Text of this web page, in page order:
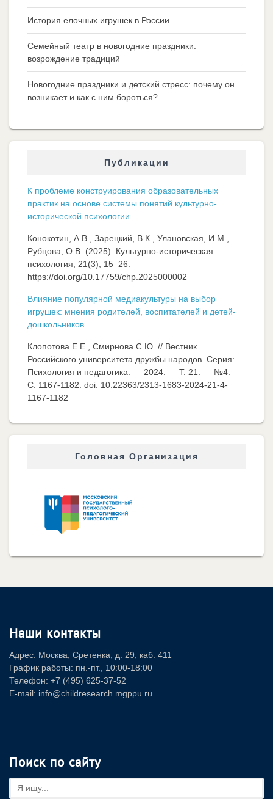
История елочных игрушек в России
Семейный театр в новогодние праздники:
возрождение традиций
Новогодние праздники и детский стресс: почему он
возникает и как с ним бороться?
Публикации
К проблеме конструирования образовательных
практик на основе системы понятий культурно-
исторической психологии
Конокотин, А.В., Зарецкий, В.К., Улановская, И.М.,
Рубцова, О.В. (2025). Культурно-историческая
психология, 21(3), 15–26.
https://doi.org/10.17759/chp.2025000002
Влияние популярной медиакультуры на выбор
игрушек: мнения родителей, воспитателей и детей-
дошкольников
Клопотова Е.Е., Смирнова С.Ю. // Вестник
Российского университета дружбы народов. Серия:
Психология и педагогика. — 2024. — Т. 21. — №4. —
C. 1167-1182. doi: 10.22363/2313-1683-2024-21-4-
1167-1182
Головная Организация
Наши контакты
Адрес: Москва, Сретенка, д. 29, каб. 411
График работы: пн.-пт., 10:00-18:00
Телефон: +7 (495) 625-37-52
E-mail: info@childresearch.mgppu.ru
Поиск по сайту